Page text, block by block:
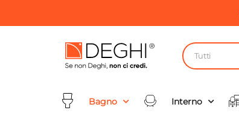
Tutti
Bagno Interno